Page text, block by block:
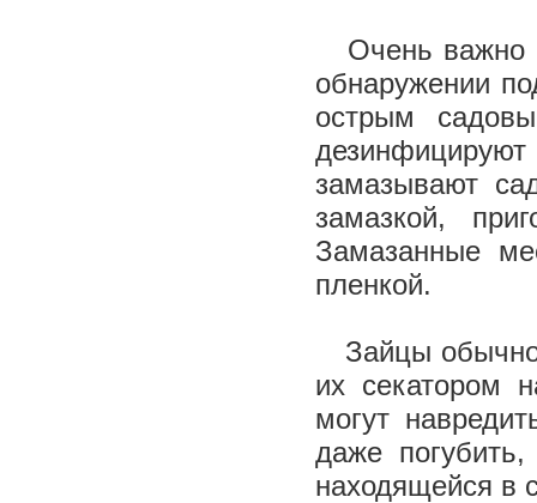
Очень важно
обнаружении
острым
замазывают
замазкой,
Замазанные
пленкой.
Зайцы обычно
их секатором
могут
даже
находящейся в